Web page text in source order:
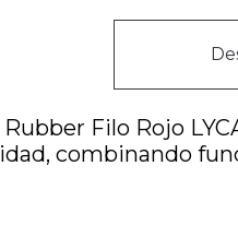
Rubber Filo Rojo
combinando